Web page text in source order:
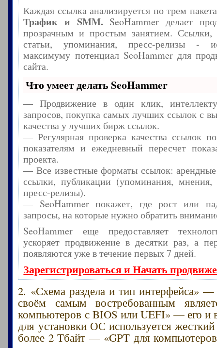
Каждая ссылка анализируется по трем
Трафик и SMM.SeoHammer делает
прозрачным и простым занятием. Ссылки,
статьи, упоминания, пресс-релизы -
максимуму потенциал SeoHammer для
сайта.
Что умеет делать SeoHammer
— Продвижение в один клик,
запросов, покупка самых лучших ссылок с
качества у лучших бирж ссылок.
— Регулярная проверка качества ссылок
показателям и ежедневный пересчет
проекта.
— Все известные форматы ссылок:
ссылки, публикации (упоминания, мнения,
пресс-релизы).
— SeoHammer покажет, где рост или
запросы, на которые нужно обратить
SeoHammer еще предоставляет
ускоряет продвижение в десятки раз, а
появляются уже в течение первых 7 дней.
Зарегистрироваться и Начать
2. «Схема раздела и тип интерфейса»
своём самым востребованным
компьютеров с BIOS или UEFI» — его и
для установки ОС используется
более 2 Тбайт — «GPT для